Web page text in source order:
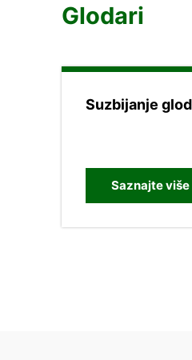
Glodari
Suzbijanje
Saznajte više